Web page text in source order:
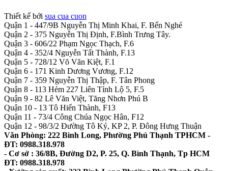
Thiết kế bởi sua cua cuon
Quận 1 - 447/9B Nguyễn Thị Minh Khai, F. Bến Nghé
Quận 2 - 375 Nguyễn Thị Định, F.Bình Trưng Tây.
Quận 3 - 606/22 Phạm Ngọc Thạch, F.6
Quận 4 - 352/4 Nguyễn Tất Thành, F.13
Quận 5 - 728/12 Võ Văn Kiệt, F.1
Quận 6 - 171 Kinh Dương Vương, F.12
Quận 7 - 359 Nguyễn Thị Thập, F. Tân Phong
Quận 8 - 113 Hẻm 227 Liên Tỉnh Lộ 5, F.5
Quận 9 - 82 Lê Văn Việt, Tăng Nhơn Phú B
Quận 10 - 13 Tô Hiến Thành, F13
Quận 11 - 73/4 Công Chúa Ngọc Hân, F12
Quận 12 - 98/3/2 Đường Tô Ký, KP 2, P. Đông Hưng Thuận
Văn Phòng: 222 Bình Long, Phường Phú Thạnh TPHCM -
ĐT: 0988.318.978
- Cơ sở : 36/8B, Đường D2, P. 25, Q. Bình Thạnh, Tp HCM
ĐT: 0988.318.978